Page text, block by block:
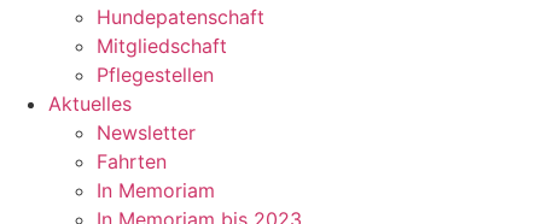
Hundepatenschaft
Mitgliedschaft
Pflegestellen
Aktuelles
Newsletter
Fahrten
In Memoriam